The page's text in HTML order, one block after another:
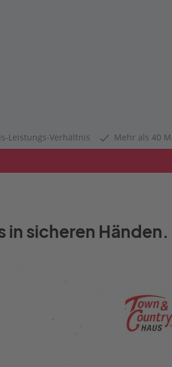
Leistungs-Verhältnis Mehr als 40
in sicheren Händen.